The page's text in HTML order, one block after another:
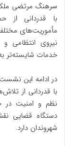
سرهنگ مرتضی
با قدردانی از
مأموريت‌های
نيروی انتظامی و
خدمات شايسته‌تر
در ادامه اين
با قدردانی از
نظم و امنيت در
دستگاه قضايی
شهروندان دارد.